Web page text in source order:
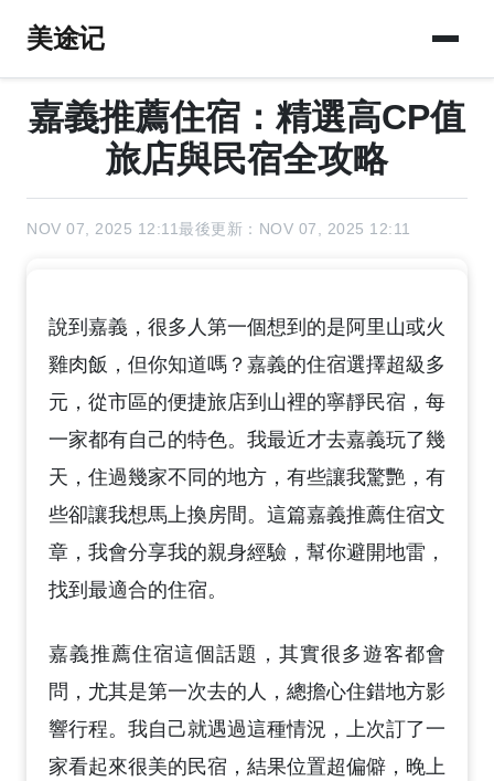
美途记
嘉義推薦住宿：精選高CP值
旅店與民宿全攻略
NOV 07, 2025 12:11最後更新：NOV 07, 2025 12:11
說到嘉義，很多人第一個想到的是阿里山或火
雞肉飯，但你知道嗎？嘉義的住宿選擇超級多
元，從市區的便捷旅店到山裡的寧靜民宿，每
一家都有自己的特色。我最近才去嘉義玩了幾
天，住過幾家不同的地方，有些讓我驚艷，有
些卻讓我想馬上換房間。這篇嘉義推薦住宿文
章，我會分享我的親身經驗，幫你避開地雷，
找到最適合的住宿。
嘉義推薦住宿這個話題，其實很多遊客都會
問，尤其是第一次去的人，總擔心住錯地方影
響行程。我自己就遇過這種情況，上次訂了一
家看起來很美的民宿，結果位置超偏僻，晚上